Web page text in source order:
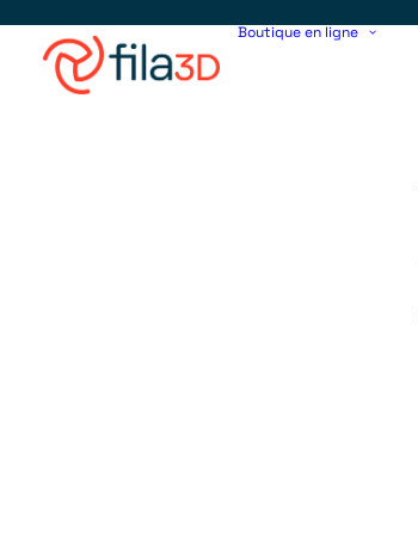
Boutique en ligne